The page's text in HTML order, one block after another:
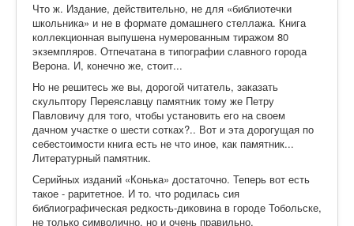
Что ж. Издание, действительно, не для «библиотечки
школьника» и не в формате домашнего стеллажа. Книга
коллекционная выпушена нумерованным тиражом 80
экземпляров. Отпечатана в типографии славного города
Верона. И, конечно же, стоит...
Но не решитесь же вы, дорогой читатель, заказать
скульптору Переяславцу памятник тому же Петру
Павловичу для того, чтобы установить его на своем
дачном участке о шести сотках?.. Вот и эта дорогущая по
себестоимости книга есть не что иное, как памятник...
Литературный памятник.
Серийных изданий «Конька» достаточно. Теперь вот есть
такое - раритетное. И то. что родилась сия
библиографическая редкость-диковина в городе Тобольске,
не только символично, но и очень правильно.